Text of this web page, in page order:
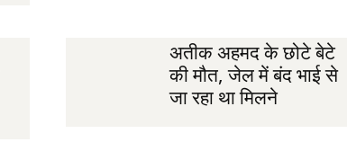
अतीक अहमद के छोटे बेटे
की मौत, जेल में बंद भाई से
जा रहा था मिलने